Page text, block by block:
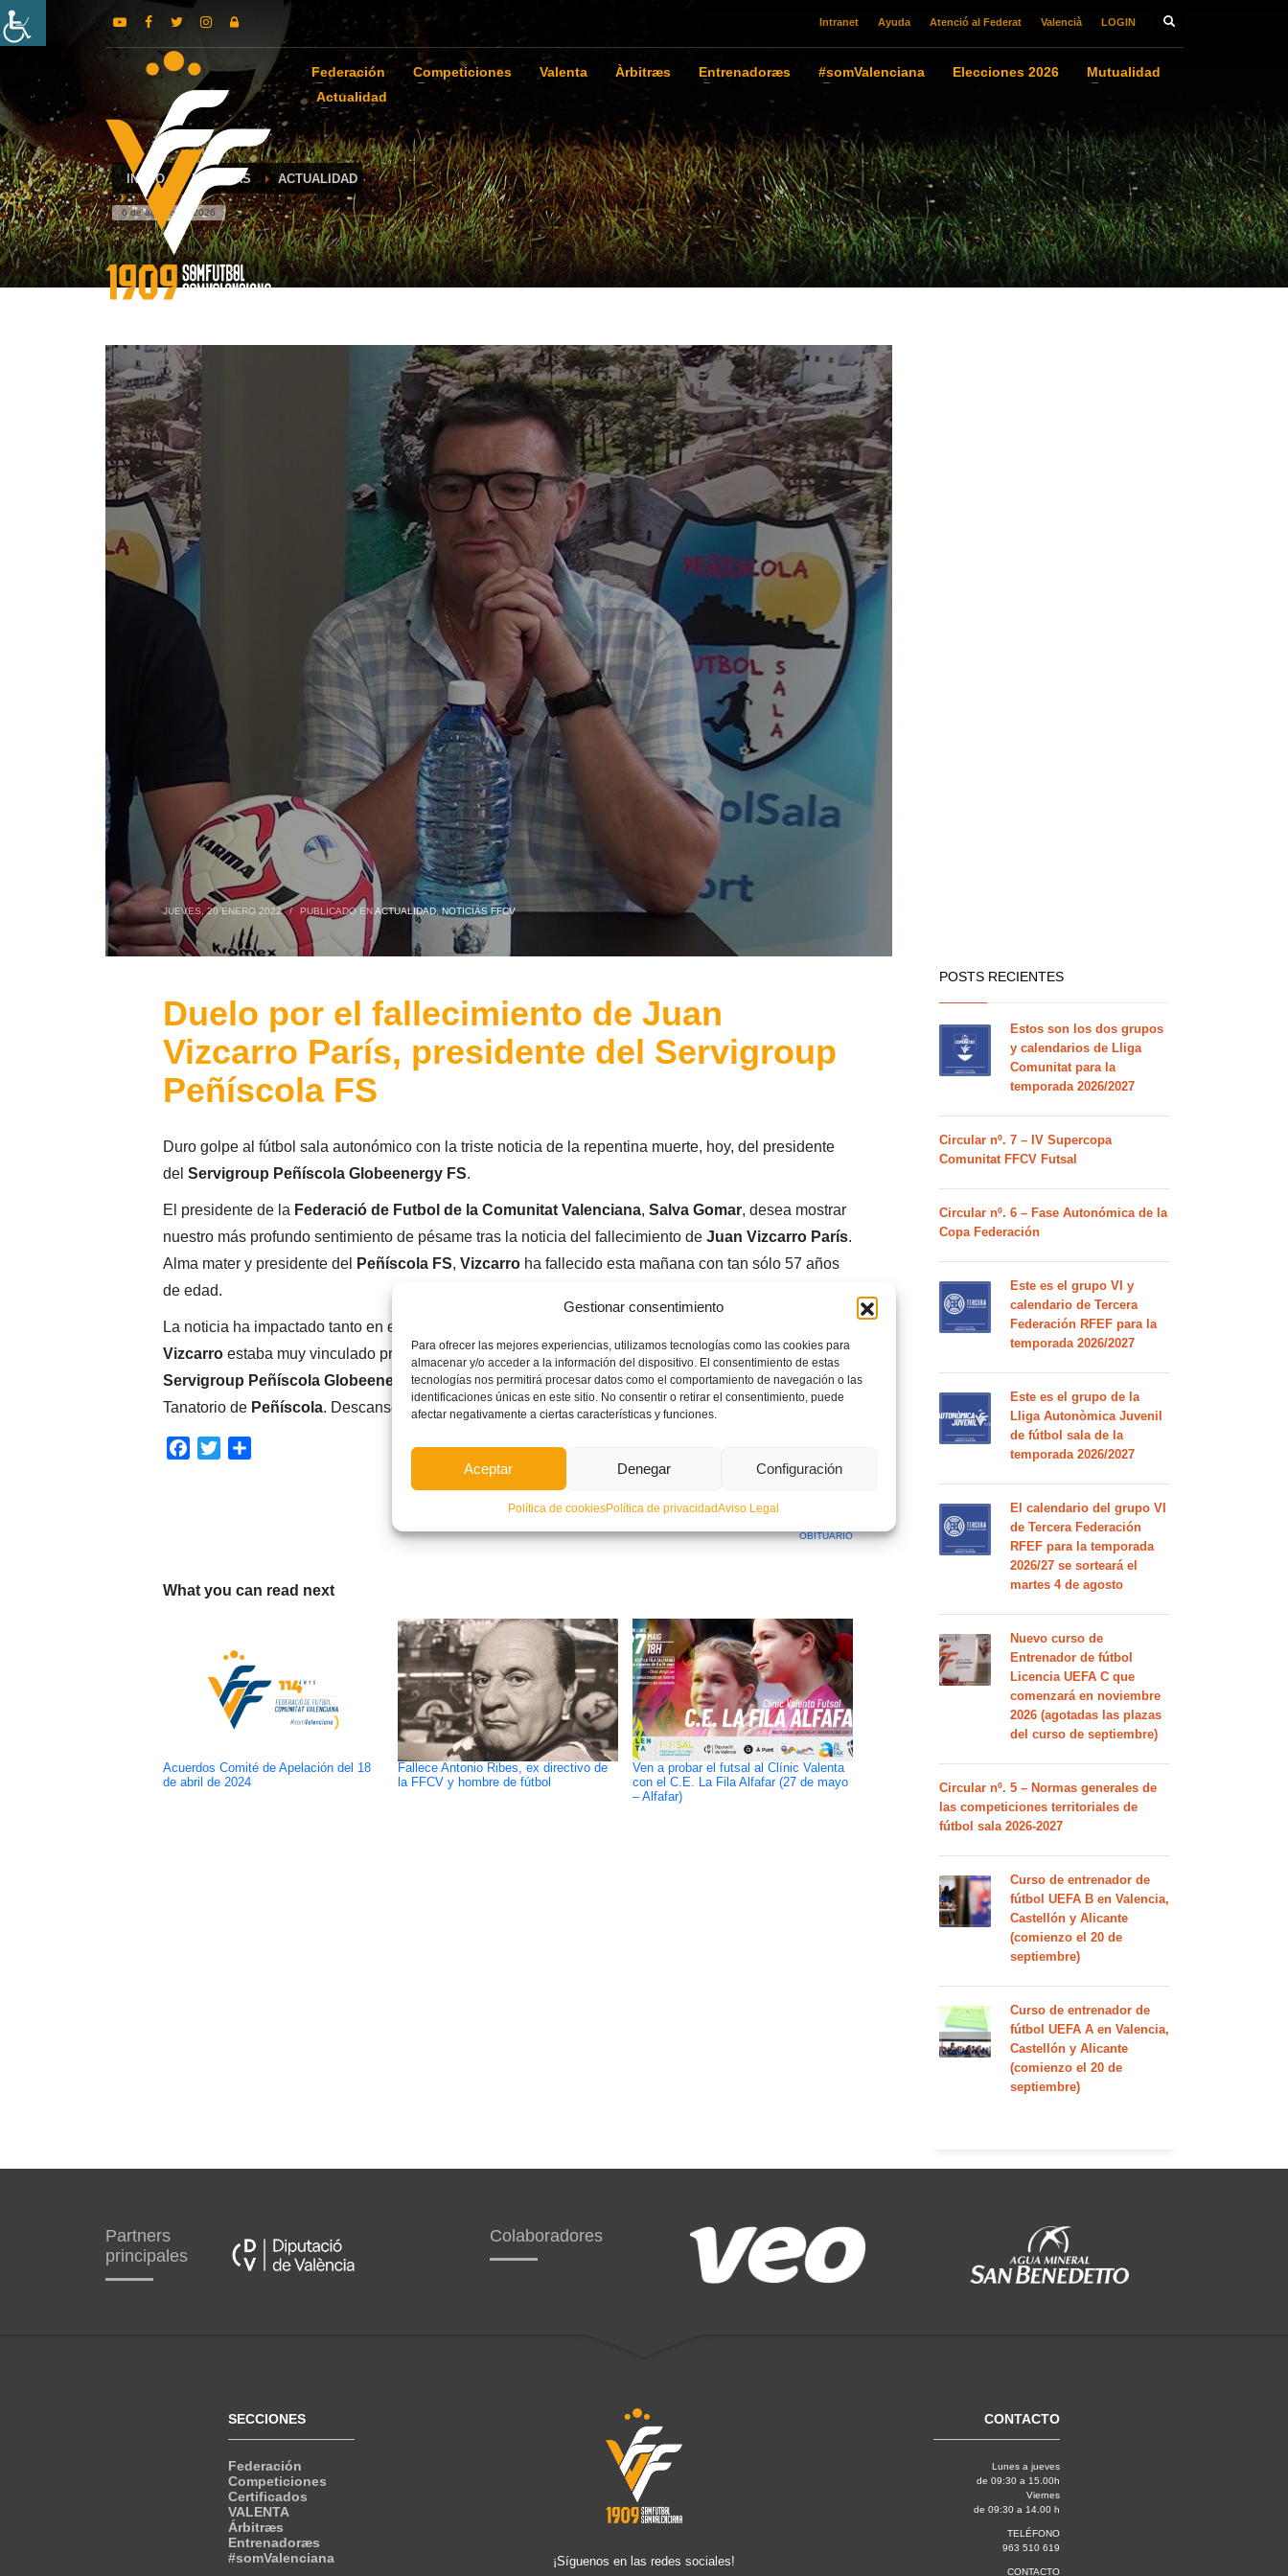
Gestionar consentimiento
Para ofrecer las mejores experiencias, utilizamos tecnologías como las cookies para
almacenar y/o acceder a la información del dispositivo. El consentimiento de estas
tecnologías nos permitirá procesar datos como el comportamiento de navegación o las
identificaciones únicas en este sitio. No consentir o retirar el consentimiento, puede
afectar negativamente a ciertas características y funciones.
Aceptar Denegar Configuración
Política de cookiesPolítica de privacidadAviso Legal
Intranet Ayuda Atenció al Federat Valencià LOGIN
Federación Competiciones Valenta Àrbitræs Entrenadoræs #somValenciana Elecciones 2026
Mutualidad
Actualidad
INICIO NOTICIAS ACTUALIDAD
6 de agosto de 2026
JUEVES, 20 ENERO 2022 / PUBLICADO ENACTUALIDAD,NOTICIAS FFCV
Duelo por el fallecimiento de Juan
Vizcarro París, presidente del Servigroup
Peñíscola FS
Duro golpe al fútbol sala autonómico con la triste noticia de la repentina muerte, hoy, del presidente
del Servigroup Peñíscola Globeenergy FS.
El presidente de la Federació de Futbol de la Comunitat Valenciana, Salva Gomar, desea mostrar
nuestro más profundo sentimiento de pésame tras la noticia del fallecimiento de Juan Vizcarro París.
Alma mater y presidente del
Peñíscola FS, Vizcarro ha fallecido esta mañana con tan sólo 57 años
de edad.
La noticia ha impactado tanto en el mundo deportivo como el empresarial castellonense, ya que
Vizcarro estaba muy vinculado profesionalmente al sector del turismo. El funeral por el presidente del
Servigroup Peñíscola Globeenergy FStendrá lugar mañana viernes día 21, a las 17:30 horas, en el
Tanatorio de Peñíscola. Descanse en paz.
Facebook
Twitter
OBITUARIO
What you can read next
Acuerdos Comité de Apelación del 18
de abril de 2024
Fallece Antonio Ribes, ex directivo de
la FFCV y hombre de fútbol
Ven a probar el futsal al Clínic Valenta
con el C.E. La Fila Alfafar (27 de mayo
– Alfafar)
POSTS RECIENTES
Estos son los dos grupos
y calendarios de Lliga
Comunitat para la
temporada 2026/2027
Circular nº. 7 – IV Supercopa
Comunitat FFCV Futsal
Circular nº. 6 – Fase Autonómica de la
Copa Federación
Este es el grupo VI y
calendario de Tercera
Federación RFEF para la
temporada 2026/2027
Este es el grupo de la
Lliga Autonòmica Juvenil
de fútbol sala de la
temporada 2026/2027
El calendario del grupo VI
de Tercera Federación
RFEF para la temporada
2026/27 se sorteará el
martes 4 de agosto
Nuevo curso de
Entrenador de fútbol
Licencia UEFA C que
comenzará en noviembre
2026 (agotadas las plazas
del curso de septiembre)
Circular nº. 5 – Normas generales de
las competiciones territoriales de
fútbol sala 2026-2027
Curso de entrenador de
fútbol UEFA B en Valencia,
Castellón y Alicante
(comienzo el 20 de
septiembre)
Curso de entrenador de
fútbol UEFA A en Valencia,
Castellón y Alicante
(comienzo el 20 de
septiembre)
Partners
principales
Colaboradores
SECCIONES
Federación
Competiciones
Certificados
VALENTA
Árbitræs
Entrenadoræs
#somValenciana
¡Síguenos en las redes sociales!
CONTACTO
Lunes a jueves
de 09:30 a 15.00h
Viernes
de 09:30 a 14.00 h
TELÉFONO
963 510 619
CONTACTO